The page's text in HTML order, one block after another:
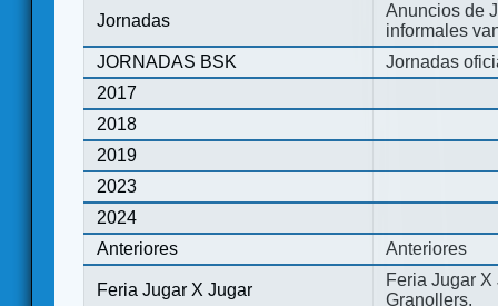
Jornadas
Anuncios de
informales
JORNADAS BSK
Jornadas
2017
2018
2019
2023
2024
Anteriores
Anteriores
Feria Jugar X Jugar
Feria Jugar
Granollers.